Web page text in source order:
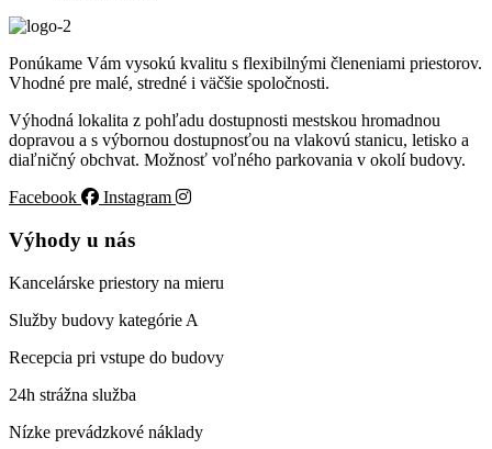
Ponúkame Vám vysokú kvalitu s flexibilnými členeniami priestorov.
Vhodné pre malé, stredné i väčšie spoločnosti.
Výhodná lokalita z pohľadu dostupnosti mestskou hromadnou
dopravou a s výbornou dostupnosťou na vlakovú stanicu, letisko a
diaľničný obchvat. Možnosť voľného parkovania v okolí budovy.
Facebook
Instagram
Výhody u nás
Kancelárske priestory na mieru
Služby budovy kategórie A
Recepcia pri vstupe do budovy
24h strážna služba
Nízke prevádzkové náklady